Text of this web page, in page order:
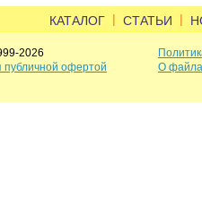
КАТАЛОГ | СТАТЬИ |
2026
публичной офертой
О